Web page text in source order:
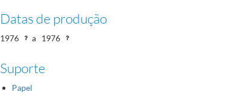
Datas de produção
1976 a 1976
Suporte
Papel